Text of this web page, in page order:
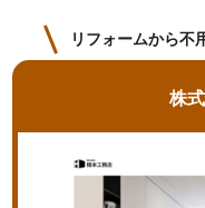
リフォームから不
株